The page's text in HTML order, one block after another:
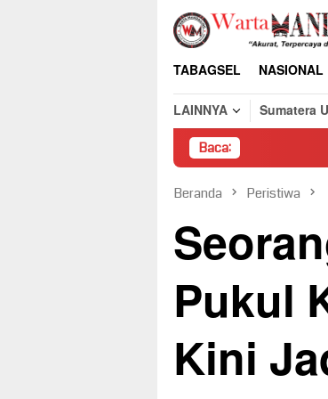
Loncat
konten
TABAGSEL NASIONAL
LAINNYA
Sumatera
Baca:
Beranda Peristiwa
Pukul
Kini